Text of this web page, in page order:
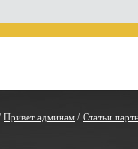
Привет админам / Статьи